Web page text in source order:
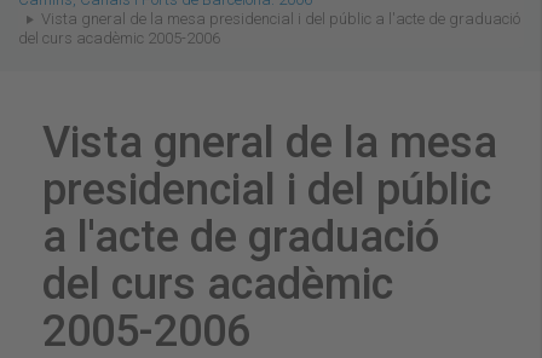
Vista gneral de la mesa presidencial i del públic a l'acte de graduació
del curs acadèmic 2005-2006
Vista gneral de la mesa
presidencial i del públic
a l'acte de graduació
del curs acadèmic
2005-2006